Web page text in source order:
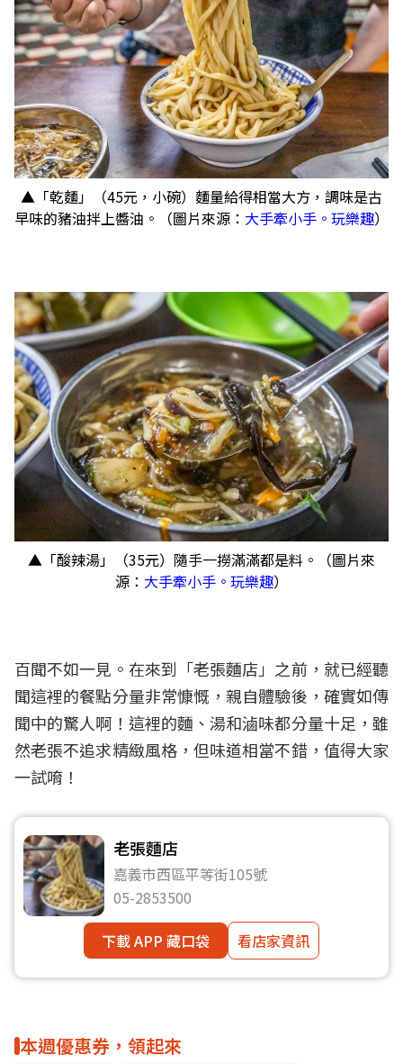
▲「乾麵」（45元，小碗）麵量給得相當大方，調味是古
早味的豬油拌上醬油。（圖片來源： 大手牽小手。玩樂趣）
▲「酸辣湯」（35元）隨手一撈滿滿都是料。（圖片來
源： 大手牽小手。玩樂趣）
百聞不如一見。在來到「老張麵店」之前，就已經聽
聞這裡的餐點分量非常慷慨，親自體驗後，確實如傳
聞中的驚人啊！這裡的麵、湯和滷味都分量十足，雖
然老張不追求精緻風格，但味道相當不錯，值得大家
一試唷！
老張麵店
嘉義市西區平等街105號
05-2853500
下載 APP 藏口袋
看店家資訊
本週優惠券，領起來